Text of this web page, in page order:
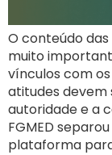
O conteúdo
muito
vínculos com
atitudes devem
autoridade e a
FGMED
plataforma